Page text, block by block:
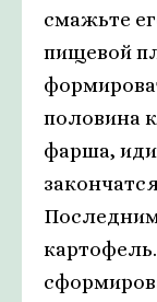
смажьте
пищевой
половина
фарша,